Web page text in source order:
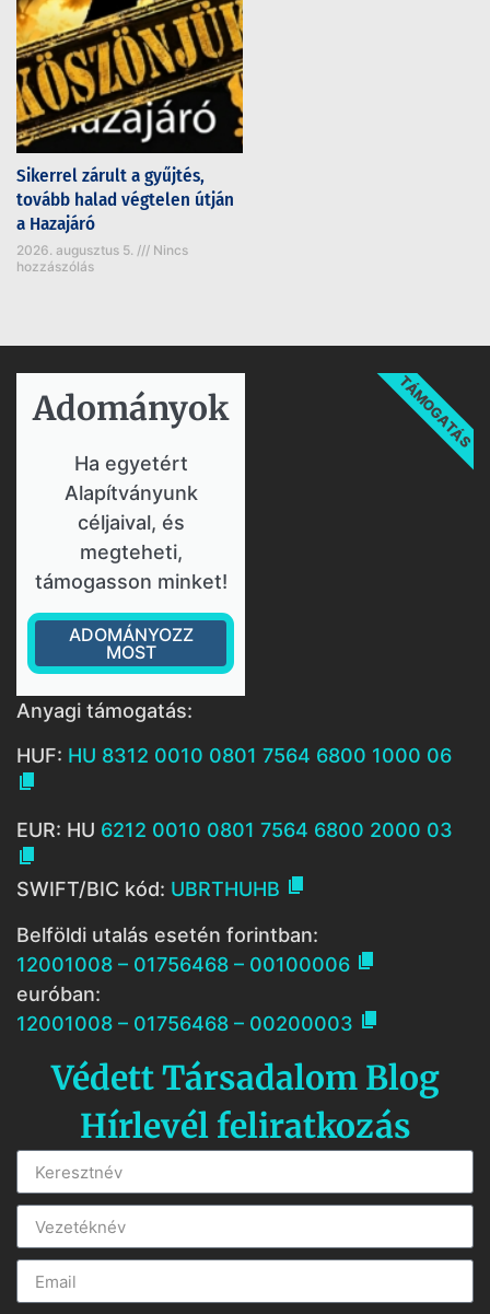
Sikerrel zárult a gyűjtés,
tovább halad végtelen útján
a Hazajáró
2026. augusztus 5.
Nincs
hozzászólás
Adományok​
Ha egyetért
Alapítványunk
céljaival, és
megteheti,
támogasson minket!
ADOMÁNYOZZ
MOST
TÁMOGATÁS
Anyagi támogatás:
HUF: HU 8312 0010 0801 7564 6800 1000 06

EUR: HU 6212 0010 0801 7564 6800 2000 03

SWIFT/BIC kód: UBRTHUHB 
Belföldi utalás esetén forintban:
12001008 – 01756468 – 00100006 
euróban:
12001008 – 01756468 – 00200003 
Védett Társadalom Blog
Hírlevél feliratkozás